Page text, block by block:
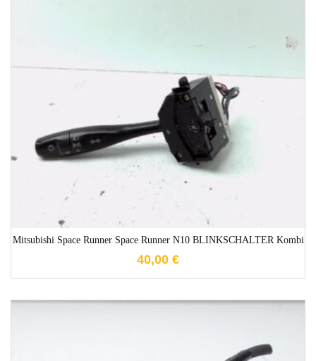
Mitsubishi Space Runner Space Runner N10 BLINKSCHALTER Kombi
40,00 €
1-3 Werktage